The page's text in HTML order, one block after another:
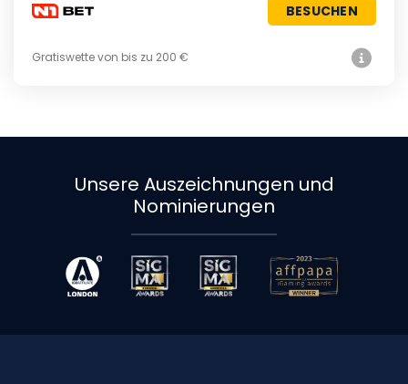
BESUCHEN
Gratiswette von bis zu 200 €
Unsere Auszeichnungen und
Nominierungen